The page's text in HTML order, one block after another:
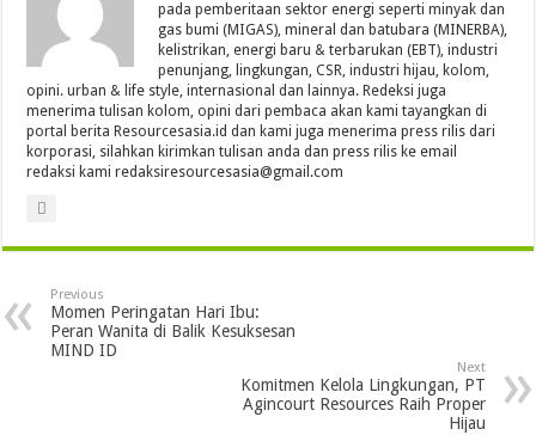
pada pemberitaan sektor energi seperti minyak dan
gas bumi (MIGAS), mineral dan batubara (MINERBA),
kelistrikan, energi baru & terbarukan (EBT), industri
penunjang, lingkungan, CSR, industri hijau, kolom,
opini. urban & life style, internasional dan lainnya. Redeksi juga
menerima tulisan kolom, opini dari pembaca akan kami tayangkan di
portal berita Resourcesasia.id dan kami juga menerima press rilis dari
korporasi, silahkan kirimkan tulisan anda dan press rilis ke email
redaksi kami redaksiresourcesasia@gmail.com
Previous
Momen Peringatan Hari Ibu:
Peran Wanita di Balik Kesuksesan
MIND ID
Next
Komitmen Kelola Lingkungan, PT
Agincourt Resources Raih Proper
Hijau